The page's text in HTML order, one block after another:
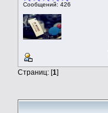
Сообщений: 426
Страниц: [1]